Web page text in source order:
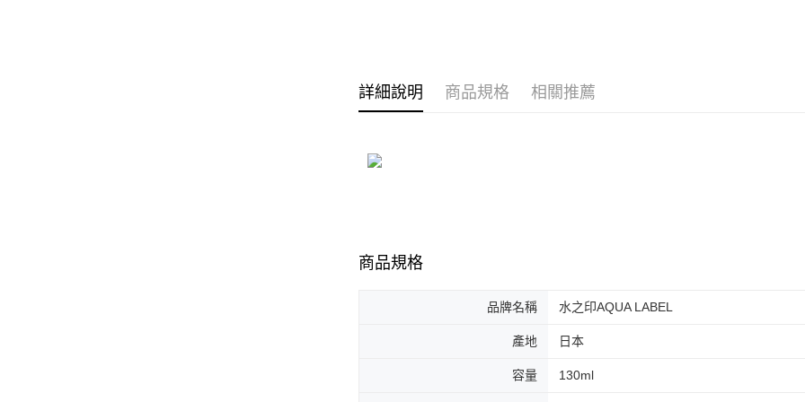
詳細說明 商品規格 相關推薦
商品規格
品牌名稱 水之印AQUA LABEL
產地 日本
容量 130ml